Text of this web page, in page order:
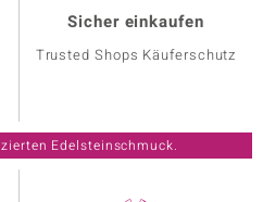
Sicher einkaufen
Trusted Shops Käuferschutz
Edelsteinschmuck.